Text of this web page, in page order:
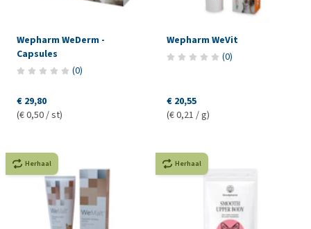
Wepharm WeDerm -
Capsules
(0)
€ 29,80
(€ 0,50 / st)
Wepharm WeVit
(0)
€ 20,55
(€ 0,21 / g)
Herhaal Herhaal